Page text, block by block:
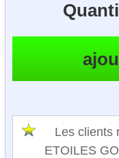
Les clients
ETOILES